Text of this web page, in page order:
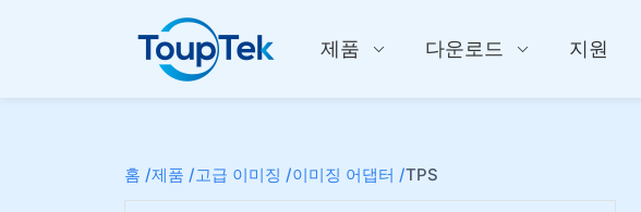
제품 다운로드 지원
홈 /제품 /고급 이미징 /이미징 어댑터 /TPS